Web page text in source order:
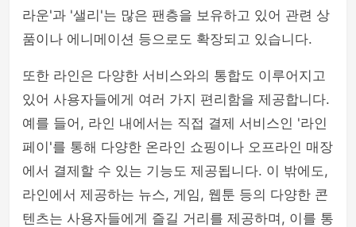
라운'과 '샐리'는 많은 팬층을 보유하고 있어 관련 상
품이나 에니메이션 등으로도 확장되고 있습니다.
또한 라인은 다양한 서비스와의 통합도 이루어지고
있어 사용자들에게 여러 가지 편리함을 제공합니다.
예를 들어, 라인 내에서는 직접 결제 서비스인 '라인
페이'를 통해 다양한 온라인 쇼핑이나 오프라인 매장
에서 결제할 수 있는 기능도 제공됩니다. 이 밖에도,
라인에서 제공하는 뉴스, 게임, 웹툰 등의 다양한 콘
텐츠는 사용자들에게 즐길 거리를 제공하며, 이를 통